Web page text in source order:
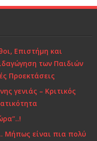
Επιστήμη και
των Παιδιών
Προεκτάσεις
γενιάς – Κριτικός
Μήπως είναι πια πολύ